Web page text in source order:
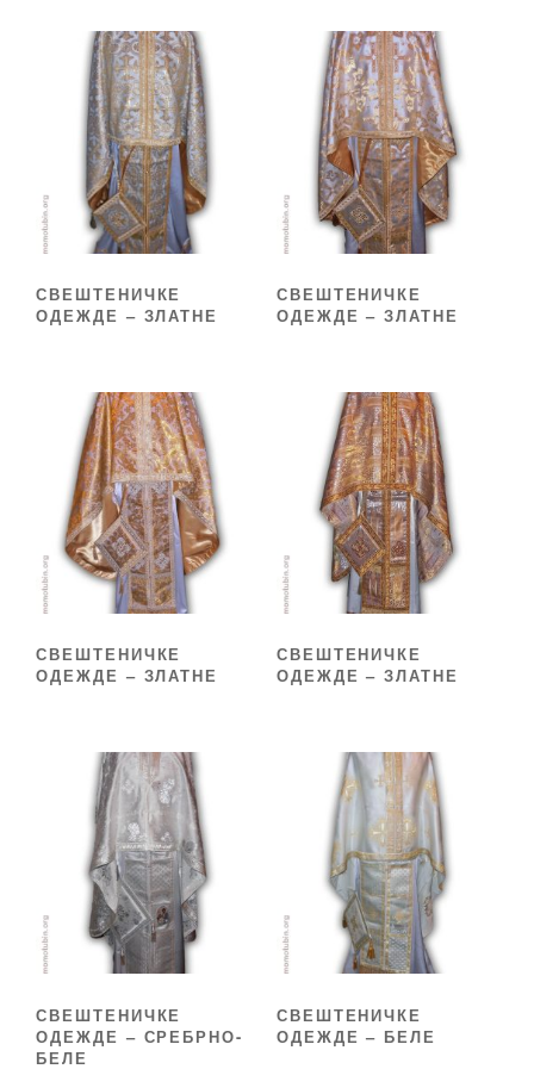
СВЕШТЕНИЧКЕ
ОДЕЖДЕ – ЗЛАТНЕ
СВЕШТЕНИЧКЕ
ОДЕЖДЕ – ЗЛАТНЕ
СВЕШТЕНИЧКЕ
ОДЕЖДЕ – ЗЛАТНЕ
СВЕШТЕНИЧКЕ
ОДЕЖДЕ – ЗЛАТНЕ
СВЕШТЕНИЧКЕ
ОДЕЖДЕ – СРЕБРНО-
БЕЛЕ
СВЕШТЕНИЧКЕ
ОДЕЖДЕ – БЕЛЕ